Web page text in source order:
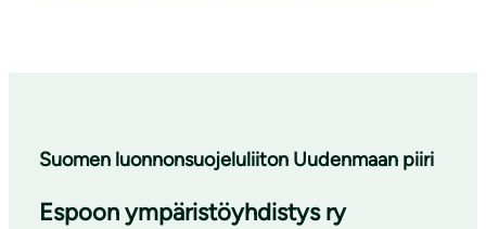
Suomen luonnonsuojeluliiton Uudenmaan piiri
Espoon ympäristöyhdistys ry